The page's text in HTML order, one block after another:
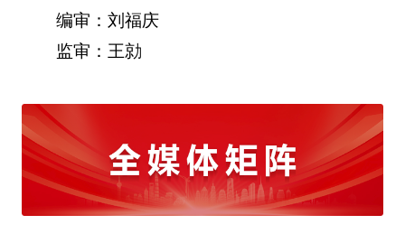
编审：刘福庆
监审：王勍